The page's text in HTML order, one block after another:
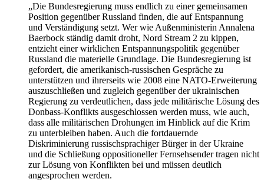
„Die Bundesregierung muss endlich zu einer gemeinsamen
Position gegenüber Russland finden, die auf Entspannung
und Verständigung setzt. Wer wie Außenministerin Annalena
Baerbock ständig damit droht, Nord Stream 2 zu kippen,
entzieht einer wirklichen Entspannungspolitik gegenüber
Russland die materielle Grundlage. Die Bundesregierung ist
gefordert, die amerikanisch-russischen Gespräche zu
unterstützen und ihrerseits wie 2008 eine NATO-Erweiterung
auszuschließen und zugleich gegenüber der ukrainischen
Regierung zu verdeutlichen, dass jede militärische Lösung des
Donbass-Konflikts ausgeschlossen werden muss, wie auch,
dass alle militärischen Drohungen im Hinblick auf die Krim
zu unterbleiben haben. Auch die fortdauernde
Diskriminierung russischsprachiger Bürger in der Ukraine
und die Schließung oppositioneller Fernsehsender tragen nicht
zur Lösung von Konflikten bei und müssen deutlich
angesprochen werden.